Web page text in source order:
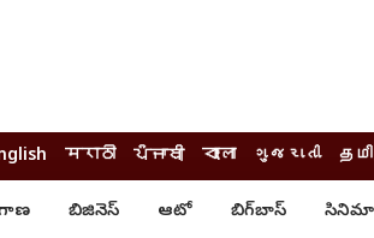
मराठी ਪੰਜਾਬੀ বাংলা ગુજરાતી
బిజినెస్ ఆటో బిగ్‌బాస్ సినిమా